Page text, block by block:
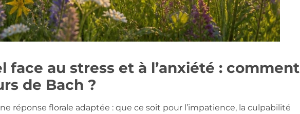
face au stress et à l’anxiété : comment
de Bach ?
réponse florale adaptée : que ce soit pour l’impatience, la culpabilité